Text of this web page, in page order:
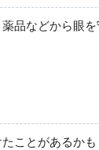
品などから眼
ことがあるか